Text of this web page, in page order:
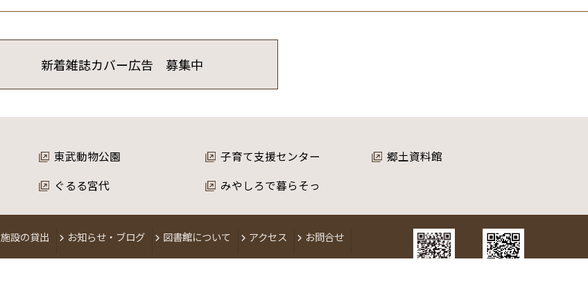
新着雑誌カバー広告 募集中
東武動物公園 子育て支援センター
郷土資料館
ぐるる宮代 みやしろで暮らそっ
施設の貸出 お知らせ・ブログ 図書館について アクセス お問合せ